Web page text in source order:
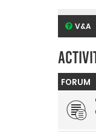
V&A
FORUM